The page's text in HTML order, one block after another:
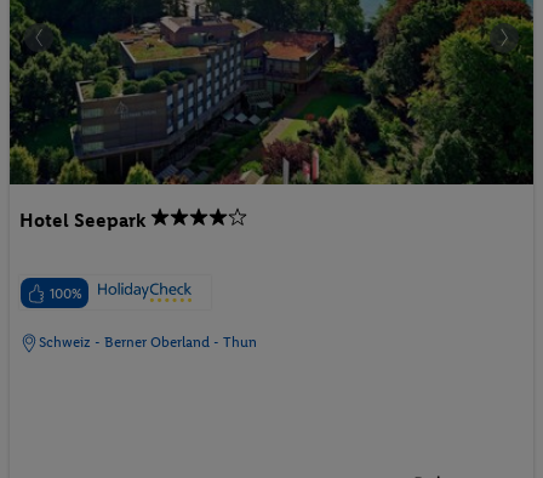
Hotel Seepark
100%
Schweiz - Berner Oberland - Thun